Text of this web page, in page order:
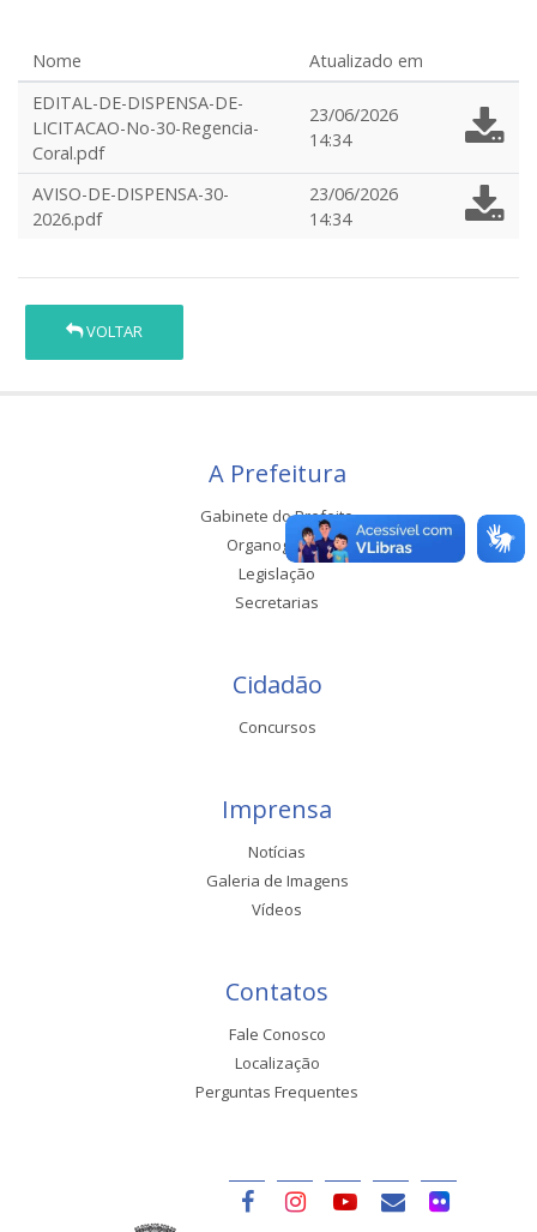
Nome
Atualizado em
EDITAL-DE-DISPENSA-DE-
LICITACAO-No-30-Regencia-
Coral.pdf
23/06/2026
14:34
AVISO-DE-DISPENSA-30-
2026.pdf
23/06/2026
14:34
VOLTAR
A Prefeitura
Gabinete do Prefeito
Organograma
Legislação
Secretarias
Cidadão
Concursos
Imprensa
Notícias
Galeria de Imagens
Vídeos
Contatos
Fale Conosco
Localização
Perguntas Frequentes